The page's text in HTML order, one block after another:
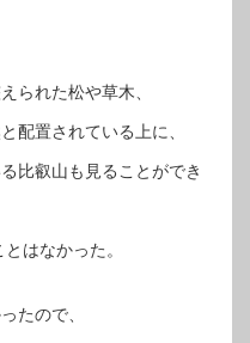
られた松や草木、
配置されている上に、
比叡山も見ることができ
はなかった。
たので、